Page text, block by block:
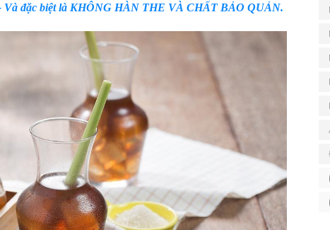
Và đặc biệt là KHÔNG HÀN THE VÀ CHẤT BẢO QUẢN.